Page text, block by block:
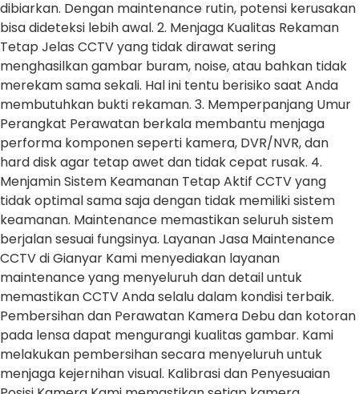
dibiarkan. Dengan maintenance rutin, potensi kerusakan
bisa dideteksi lebih awal. 2. Menjaga Kualitas Rekaman
Tetap Jelas CCTV yang tidak dirawat sering
menghasilkan gambar buram, noise, atau bahkan tidak
merekam sama sekali. Hal ini tentu berisiko saat Anda
membutuhkan bukti rekaman. 3. Memperpanjang Umur
Perangkat Perawatan berkala membantu menjaga
performa komponen seperti kamera, DVR/NVR, dan
hard disk agar tetap awet dan tidak cepat rusak. 4.
Menjamin Sistem Keamanan Tetap Aktif CCTV yang
tidak optimal sama saja dengan tidak memiliki sistem
keamanan. Maintenance memastikan seluruh sistem
berjalan sesuai fungsinya. Layanan Jasa Maintenance
CCTV di Gianyar Kami menyediakan layanan
maintenance yang menyeluruh dan detail untuk
memastikan CCTV Anda selalu dalam kondisi terbaik.
Pembersihan dan Perawatan Kamera Debu dan kotoran
pada lensa dapat mengurangi kualitas gambar. Kami
melakukan pembersihan secara menyeluruh untuk
menjaga kejernihan visual. Kalibrasi dan Penyesuaian